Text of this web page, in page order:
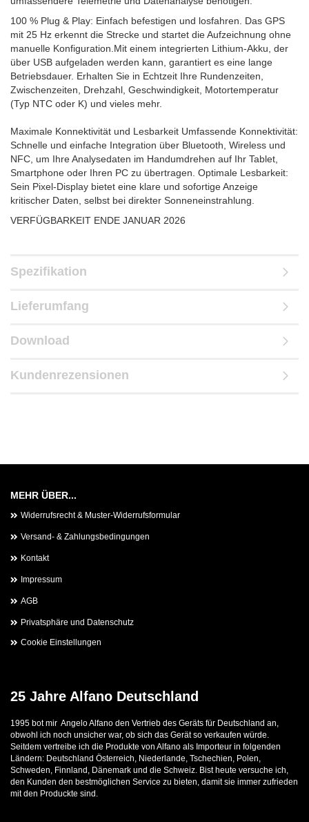
100 % Plug & Play: Einfach befestigen und losfahren. Das GPS
mit 25 Hz erkennt die Strecke und startet die Aufzeichnung ohne
manuelle Konfiguration.Mit einem integrierten Lithium-Akku, der
über USB aufgeladen werden kann, garantiert es eine lange
Betriebsdauer. Erhalten Sie in Echtzeit Ihre Rundenzeiten,
Zwischenzeiten, Drehzahl, Geschwindigkeit, Motortemperatur
(Typ NTC oder K) und vieles mehr.
Maximale Konnektivität und Lesbarkeit Umfassende Konnektivität:
Schnelle und einfache Integration über Bluetooth, Wireless und
NFC, um Ihre Analysedaten im Handumdrehen auf Ihr Tablet,
Smartphone oder Ihren PC zu übertragen. Optimale Lesbarkeit:
Sein Pixel-Display bietet eine klare und sofortige Anzeige
kritischer Daten, selbst bei direkter Sonneneinstrahlung.
VERFÜGBARKEIT ENDE JANUAR 2026
Spezifikation
Lieferumfang
Download
Kundenrezensionen
MEHR ÜBER...
Widerrufsrecht & Muster-Widerrufsformular
Versand- & Zahlungsbedingungen
Kontakt
Impressum
AGB
Privatsphäre und Datenschutz
Cookie Einstellungen
25 Jahre Alfano Deutschland
1995 bot mir Angelo Alfano den Vertrieb des Geräts für Deutschland an,
obwohl ich noch unsicher war, ob sich das Gerät so verkaufen würde.
Seitdem vertreibe ich die Produkte von Alfano als Importeur in folgenden
Ländern: Deutschland Österreich, Niederlande, Tschechien, Polen,
Schweden, Finnland, Dänemark und die Schweiz. Bist heute versuche ich,
den Kunden den bestmöglichen Service zu bieten, damit sie immer zufrieden
mit den Produckte sind.